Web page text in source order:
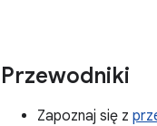
Przewodniki
Zapoznaj się z